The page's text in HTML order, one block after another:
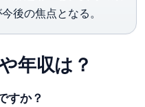
後の焦点となる。
年収は？
すか？